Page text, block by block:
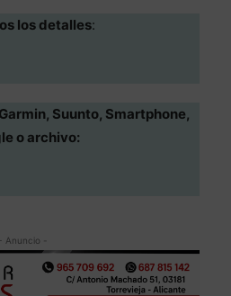
los detalles:
Suunto, Smartphone,
o archivo:
- Anuncio -